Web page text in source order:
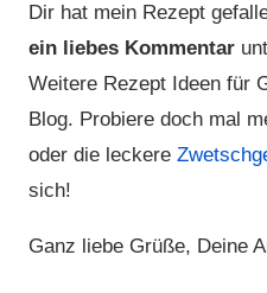
Dir hat mein Rezept
ein liebes Kommentar
Weitere Rezept Ideen für
Blog. Probiere doch mal
oder die leckere
sich!
Ganz liebe Grüße, Deine